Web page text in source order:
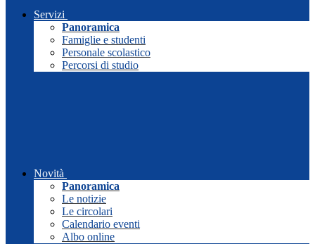
Servizi
Panoramica
Famiglie e studenti
Personale scolastico
Percorsi di studio
Novità
Panoramica
Le notizie
Le circolari
Calendario eventi
Albo online